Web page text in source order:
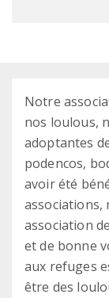
Notre
nos loulous,
adoptantes
podencos,
avoir été
associations,
association
et de bonne
aux refuges
être des